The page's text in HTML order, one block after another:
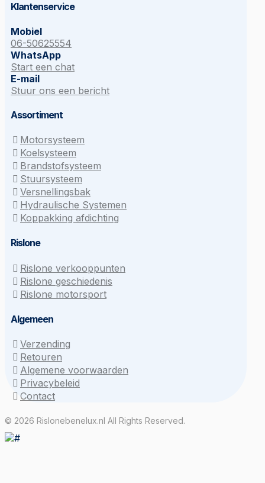
Klantenservice
Mobiel
06-50625554
WhatsApp
Start een chat
E-mail
Stuur ons een bericht
Assortiment
Motorsysteem
Koelsysteem
Brandstofsysteem
Stuursysteem
Versnellingsbak
Hydraulische Systemen
Koppakking afdichting
Rislone
Rislone verkooppunten
Rislone geschiedenis
Rislone motorsport
Algemeen
Verzending
Retouren
Algemene voorwaarden
Privacybeleid
Contact
© 2026 Rislonebenelux.nl All Rights Reserved.